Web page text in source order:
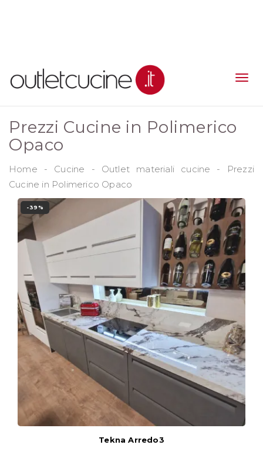
Prezzi Cucine in Polimerico
Opaco
Home - Cucine - Outlet materiali cucine -
Prezzi
Cucine in Polimerico Opaco
-39%
Tekna Arredo3